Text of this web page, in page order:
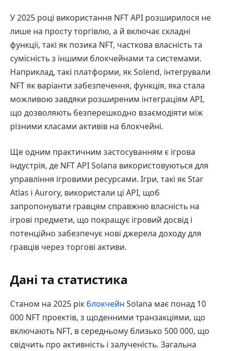
У 2025 році використання NFT API розширилося не
лише на просту торгівлю, а й включає складні
функції, такі як позика NFT, часткова власність та
сумісність з іншими блокчейнами та системами.
Наприклад, такі платформи, як Solend, інтегрували
NFT як варіанти забезпечення, функція, яка стала
можливою завдяки розширеним інтеграціям API,
що дозволяють безперешкодно взаємодіяти між
різними класами активів на блокчейні.
Ще одним практичним застосуванням є ігрова
індустрія, де NFT API Solana використовуються для
управління ігровими ресурсами. Ігри, такі як Star
Atlas і Aurory, використали ці API, щоб
запропонувати гравцям справжню власність на
ігрові предмети, що покращує ігровий досвід і
потенційно забезпечує нові джерела доходу для
гравців через торгові активи.
Дані та статистика
Станом на 2025 рік блокчейн Solana має понад 10
000 NFT проектів, з щоденними транзакціями, що
включають NFT, в середньому близько 500 000, що
свідчить про активність і залученість. Загальна